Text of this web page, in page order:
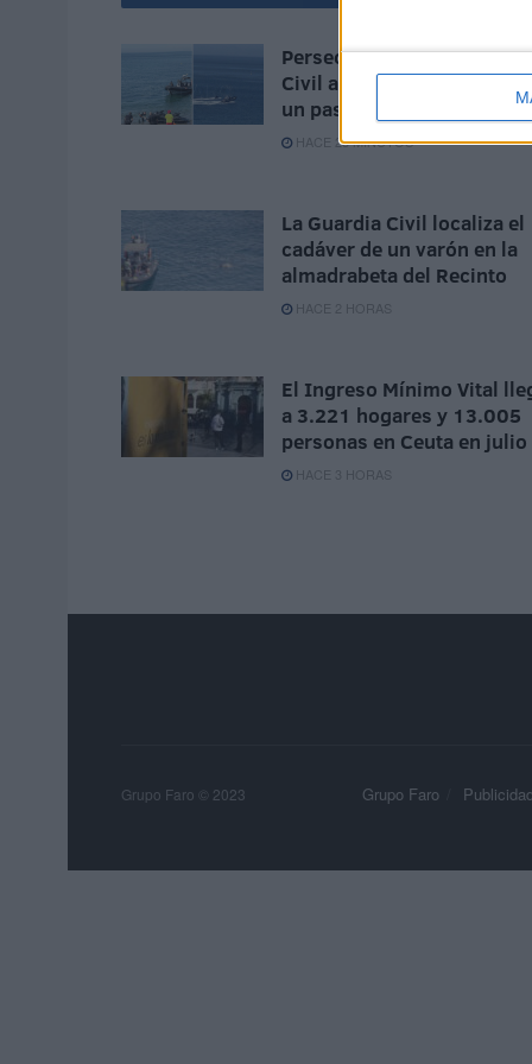
Persecución de la Guardia
Civil a una moto de agua
un pase de inmigrantes
HACE 23 MINUTOS
La Guardia Civil localiza el
cadáver de un varón en la
almadrabeta del Recinto
HACE 2 HORAS
El Ingreso Mínimo Vital
a 3.221 hogares y 13.005
personas en Ceuta en julio
HACE 3 HORAS
Grupo Faro Publicidad
Grupo Faro © 2023